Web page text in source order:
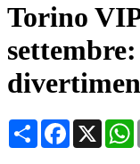
Torino
CondividiFacebook
X